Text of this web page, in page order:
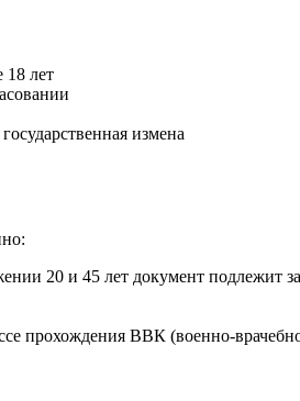
18 лет
измена
20 и 45 лет документ подлежит
прохождения ВВК (военно-